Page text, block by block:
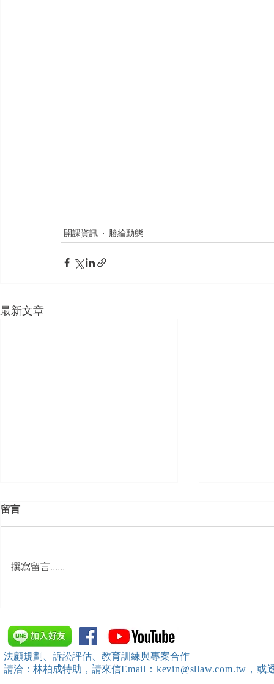
開課資訊 勝綸動態
最新文章
中、南等地辦理（職場霸凌防
治教育訓練）課程 邀請本所律
師團隊擔任講師，課程圓滿完
成~*
留言
撰寫留言......
法顧規劃、訴訟評估、教育訓練與專案合作
請洽：林柏成特助 ，請來信Email：kevin@sllaw.com.tw，